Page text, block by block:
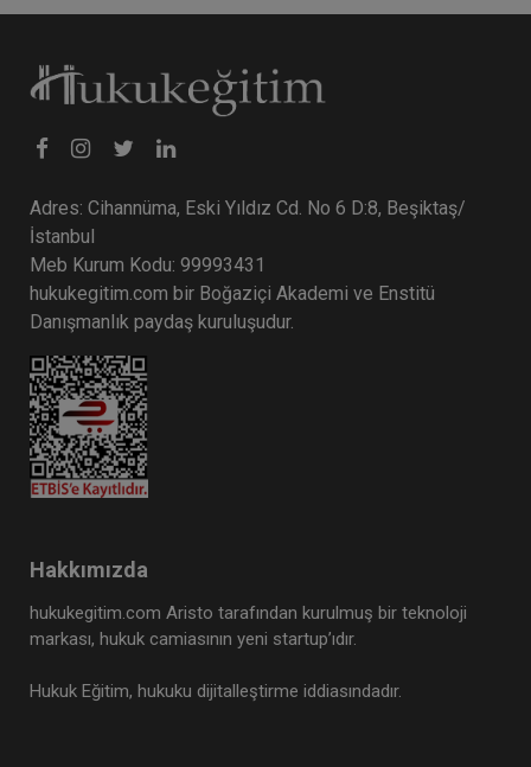
Adres: Cihannüma, Eski Yıldız Cd. No 6 D:8, Beşiktaş/
İstanbul
Meb Kurum Kodu: 99993431
hukukegitim.com bir Boğaziçi Akademi ve Enstitü
Danışmanlık paydaş kuruluşudur.
Hakkımızda
hukukegitim.com Aristo tarafından kurulmuş bir teknoloji
markası, hukuk camiasının yeni startup’ıdır.
Hukuk Eğitim, hukuku dijitalleştirme iddiasındadır.